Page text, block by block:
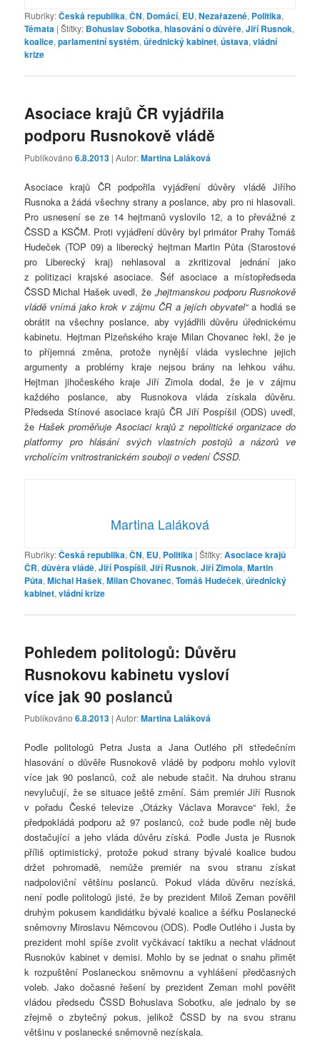
Rubriky:Česká republika,ČN, Domácí, EU,Nezařazené, Politika,
Témata |Štítky: Bohuslav Sobotka,hlasování o důvěře,Jiří Rusnok,
koalice,parlamentní systém,úřednický kabinet,ústava,vládní
krize
Asociace krajů ČR vyjádřila
podporu Rusnokově vládě
Publikováno6.8.2013 | Autor:Martina Laláková
Asociace krajů ČR podpořila vyjádření důvěry vládě Jiřího
Rusnoka a žádá všechny strany a poslance, aby pro ni hlasovali.
Pro usnesení se ze 14 hejtmanů vyslovilo 12, a to převážné z
ČSSD a KSČM. Proti vyjádření důvěry byl primátor Prahy Tomáš
Hudeček (TOP 09) a liberecký hejtman Martin Půta (Starostové
pro Liberecký kraj) nehlasoval a zkritizoval jednání jako
z politizaci krajské asociace. Šéf asociace a místopředseda
ČSSD Michal Hašek uvedl, že „hejtmanskou podporu Rusnokově
vládě vnímá jako krok v zájmu ČR a jejích obyvatel“a hodlá se
obrátit na všechny poslance, aby vyjádřili důvěru úřednickému
kabinetu. Hejtman Plzeňského kraje Milan Chovanec řekl, že je
to příjemná změna, protože nynější vláda vyslechne jejich
argumenty a problémy kraje nejsou brány na lehkou váhu.
Hejtman jihočeského kraje Jiří Zimola dodal, že je v zájmu
každého poslance, aby Rusnokova vláda získala důvěru.
Předseda Stínové asociace krajů ČR Jiří Pospíšil (ODS) uvedl,
že Hašek proměňuje Asociaci krajů z nepolitické organizace do
platformy pro hlásání svých vlastních postojů a názorů ve
vrcholícím vnitrostranickém souboji o vedení ČSSD.
Martina Laláková
Rubriky:Česká republika,ČN, EU, Politika |Štítky:Asociace krajů
ČR,důvěra vládě,Jiří Pospíšil,Jiří Rusnok,Jiří Zimola,Martin
Půta,Michal Hašek,Milan Chovanec,Tomáš Hudeček,úřednický
kabinet,vládní krize
Pohledem politologů: Důvěru
Rusnokovu kabinetu vysloví
více jak 90 poslanců
Publikováno6.8.2013 | Autor:Martina Laláková
Podle politologů Petra Justa a Jana Outlého při středečním
hlasování o důvěře Rusnokově vládě by podporu mohlo vylovit
více jak 90 poslanců, což ale nebude stačit. Na druhou stranu
nevylučují, že se situace ještě změní. Sám premiér Jiří Rusnok
v pořadu České televize „Otázky Václava Moravce“ řekl, že
předpokládá podporu až 97 poslanců, což bude podle něj bude
dostačující a jeho vláda důvěru získá. Podle Justa je Rusnok
příliš optimistický, protože pokud strany bývalé koalice budou
držet pohromadě, nemůže premiér na svou stranu získat
nadpoloviční většinu poslanců. Pokud vláda důvěru nezíská,
není podle politologů jisté, že by prezident Miloš Zeman pověřil
druhým pokusem kandidátku bývalé koalice a šéfku Poslanecké
sněmovny Miroslavu Němcovou (ODS). Podle Outlého i Justa by
prezident mohl spíše zvolit vyčkávací taktiku a nechat vládnout
Rusnokův kabinet v demisi. Mohlo by se jednat o snahu přimět
k rozpuštění Poslaneckou sněmovnu a vyhlášení předčasných
voleb. Jako dočasné řešení by prezident Zeman mohl pověřit
vládou předsedu ČSSD Bohuslava Sobotku, ale jednalo by se
zřejmě o zbytečný pokus, jelikož ČSSD by na svou stranu
většinu v poslanecké sněmovně nezískala.